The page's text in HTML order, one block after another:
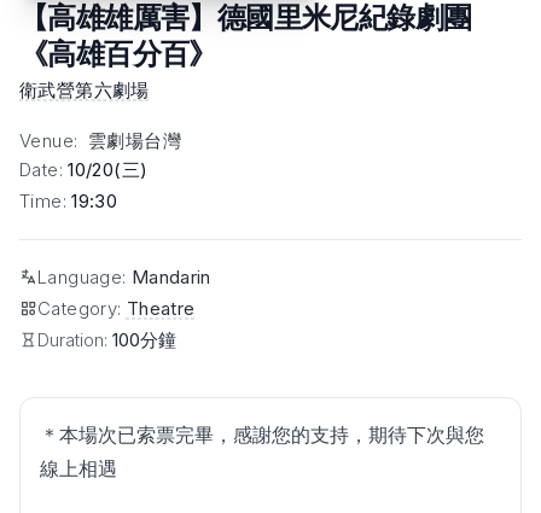
【高雄雄厲害】德國里米尼紀錄劇團
《高雄百分百》
衛武營第六劇場
Venue: 雲劇場台灣
Date:10/20(三)
Time:19:30
Language: Mandarin
Category: Theatre
Duration: 100分鐘
＊本場次已索票完畢，感謝您的支持，期待下次與您
線上相遇